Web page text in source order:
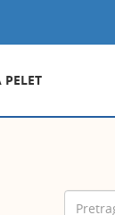
PELET